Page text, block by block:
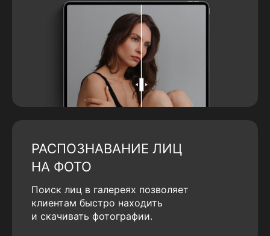
РАСПОЗНАВАНИЕ ЛИЦ
НА ФОТО
Поиск лиц в галереях позволяет
клиентам быстро находить
и скачивать фотографии.